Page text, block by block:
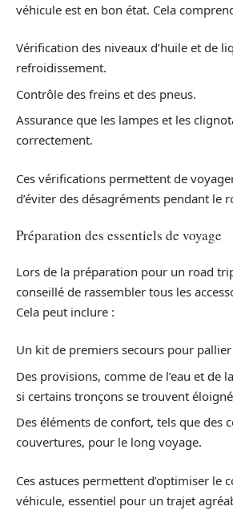
véhicule est en bon état. Cela
Vérification des niveaux d’huile et de
refroidissement.
Contrôle des freins et des pneus.
Assurance que les lampes et les
correctement.
Ces vérifications permettent de
d’éviter des désagréments pendant le
Préparation des essentiels de voyage
Lors de la préparation pour un road
conseillé de rassembler tous les
Cela peut inclure :
Un kit de premiers secours pour
Des provisions, comme de l’eau et de
si certains tronçons se trouvent
Des éléments de confort, tels que des
couvertures, pour le long voyage.
Ces astuces permettent d’optimiser le
véhicule, essentiel pour un trajet